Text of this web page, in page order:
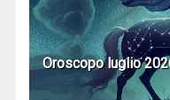
Oroscopo luglio